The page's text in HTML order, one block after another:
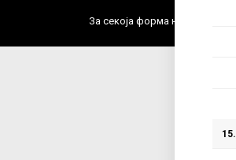
За секоја форма на